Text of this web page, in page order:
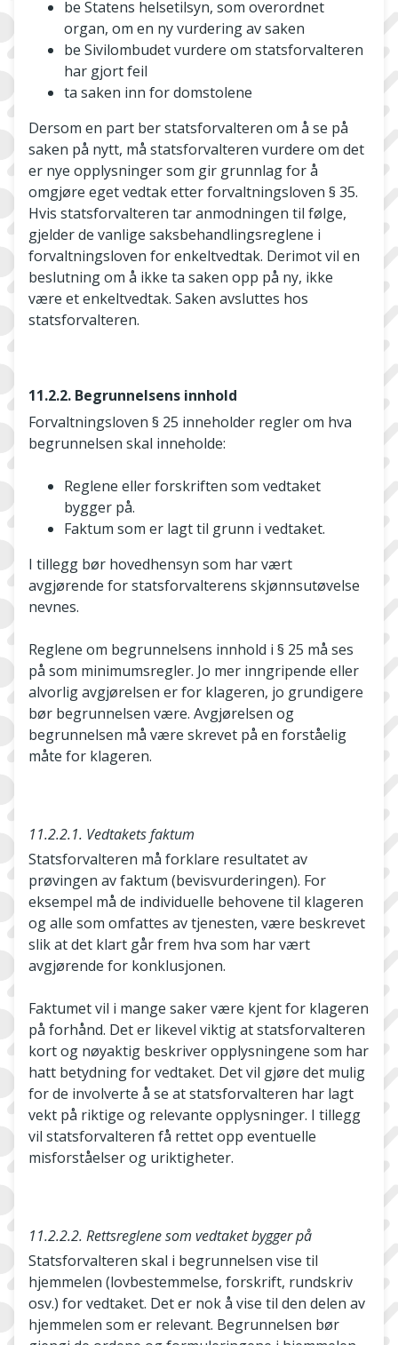
be Statens helsetilsyn, som overordnet
organ, om en ny vurdering av saken
be Sivilombudet vurdere om statsforvalteren
har gjort feil
ta saken inn for domstolene
Dersom en part ber statsforvalteren om å se på
saken på nytt, må statsforvalteren vurdere om det
er nye opplysninger som gir grunnlag for å
omgjøre eget vedtak etter forvaltningsloven § 35.
Hvis statsforvalteren tar anmodningen til følge,
gjelder de vanlige saksbehandlingsreglene i
forvaltningsloven for enkeltvedtak. Derimot vil en
beslutning om å ikke ta saken opp på ny, ikke
være et enkeltvedtak. Saken avsluttes hos
statsforvalteren.
11.2.2. Begrunnelsens innhold
Forvaltningsloven § 25 inneholder regler om hva
begrunnelsen skal inneholde:
Reglene eller forskriften som vedtaket
bygger på.
Faktum som er lagt til grunn i vedtaket.
I tillegg bør hovedhensyn som har vært
avgjørende for statsforvalterens skjønnsutøvelse
nevnes.
Reglene om begrunnelsens innhold i § 25 må ses
på som minimumsregler. Jo mer inngripende eller
alvorlig avgjørelsen er for klageren, jo grundigere
bør begrunnelsen være. Avgjørelsen og
begrunnelsen må være skrevet på en forståelig
måte for klageren.
11.2.2.1. Vedtakets faktum
Statsforvalteren må forklare resultatet av
prøvingen av faktum (bevisvurderingen). For
eksempel må de individuelle behovene til klageren
og alle som omfattes av tjenesten, være beskrevet
slik at det klart går frem hva som har vært
avgjørende for konklusjonen.
Faktumet vil i mange saker være kjent for klageren
på forhånd. Det er likevel viktig at statsforvalteren
kort og nøyaktig beskriver opplysningene som har
hatt betydning for vedtaket. Det vil gjøre det mulig
for de involverte å se at statsforvalteren har lagt
vekt på riktige og relevante opplysninger. I tillegg
vil statsforvalteren få rettet opp eventuelle
misforståelser og uriktigheter.
11.2.2.2. Rettsreglene som vedtaket bygger på
Statsforvalteren skal i begrunnelsen vise til
hjemmelen (lovbestemmelse, forskrift, rundskriv
osv.) for vedtaket. Det er nok å vise til den delen av
hjemmelen som er relevant. Begrunnelsen bør